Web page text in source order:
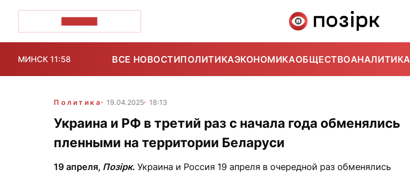
МИНСК 11:58 ВСЕ НОВОСТИПОЛИТИКАЭКОНОМИКАОБЩЕСТВОАНАЛИТИКА
Политика 19.04.2025 18:13
Украина и РФ в третий раз с начала года обменялись
пленными на территории Беларуси
19 апреля, Позірк. Украина и Россия 19 апреля в очередной раз обменялись